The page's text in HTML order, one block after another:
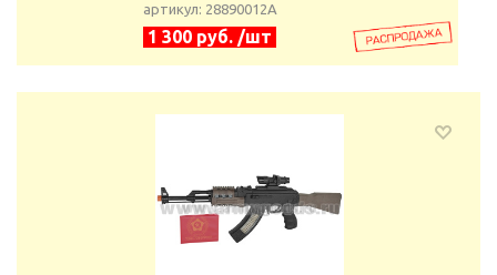
артикул: 28890012А
1 300 руб. /шт